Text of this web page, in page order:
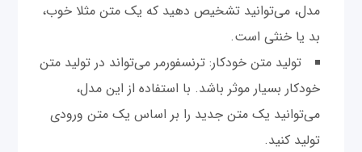
مدل، می‌توانید تشخیص دهید که یک متن مثلا خوب،
بد یا خنثی است.
تولید متن خودکار: ترنسفورمر می‌تواند در تولید متن
خودکار بسیار موثر باشد. با استفاده از این مدل،
می‌توانید یک متن جدید را بر اساس یک متن ورودی
تولید کنید.